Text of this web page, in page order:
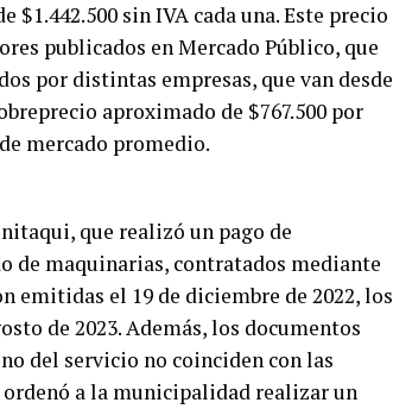
$1.442.500 sin IVA cada una. Este precio
publicados en Mercado Público, que
por distintas empresas, que van desde
aproximado de $767.500 por
mercado promedio.
que realizó un pago de
de maquinarias, contratados mediante
emitidas el 19 de diciembre de 2022, los
de 2023. Además, los documentos
del servicio no coinciden con las
a la municipalidad realizar un